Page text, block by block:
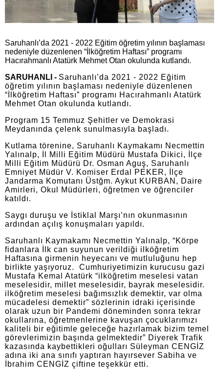
Saruhanlı’da 2021 - 2022 Eğitim öğretim yılının başlaması
nedeniyle düzenlenen “İlköğretim Haftası” programı
Hacırahmanlı Atatürk Mehmet Otan okulunda kutlandı.
SARUHANLI - Saruhanlı’da 2021 - 2022 Eğitim
öğretim yılının başlaması nedeniyle düzenlenen
“İlköğretim Haftası” programı Hacırahmanlı Atatürk
Mehmet Otan okulunda kutlandı.
Program 15 Temmuz Şehitler ve Demokrasi
Meydanında çelenk sunulmasıyla başladı.
Kutlama törenine, Saruhanlı Kaymakamı Necmettin
Yalınalp, İl Milli Eğitim Müdürü Mustafa Dikici, İlçe
Milli Eğitim Müdürü Dr. Osman Aguş, Saruhanlı
Emniyet Müdür V. Komiser Erdal PEKER, İlçe
Jandarma Komutanı Üstğm. Aykut KURBAN, Daire
Amirleri, Okul Müdürleri, öğretmen ve öğrenciler
katıldı.
Saygı duruşu ve İstiklal Marşı’nın okunmasının
ardından açılış konuşmaları yapıldı.
Saruhanlı Kaymakamı Necmettin Yalınalp, “Körpe
fidanlara İlk can suyunun verildiği ilköğretim
Haftasına girmenin heyecanı ve mutluluğunu hep
birlikte yaşıyoruz. Cumhuriyetimizin kurucusu gazi
Mustafa Kemal Atatürk “ilköğretim meselesi vatan
meselesidir, millet meselesidir, bayrak meselesidir.
ilköğretim meselesi bağımsızlık demektir, var olma
mücadelesi demektir” sözlerinin idraki içerisinde
olarak uzun bir Pandemi döneminden sonra tekrar
okullarına, öğretmenlerine kavuşan çocuklarımızı
kaliteli bir eğitimle geleceğe hazırlamak bizim temel
görevlerimizin başında gelmektedir” Diyerek Trafik
kazasında kaybettikleri oğulları Süleyman CENGİZ
adına iki ana sınıfı yaptıran hayırsever Sabiha ve
İbrahim CENGİZ çiftine teşekkür etti.